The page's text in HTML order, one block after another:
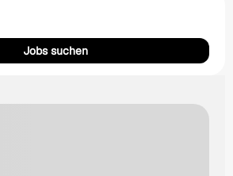
Jobs suchen